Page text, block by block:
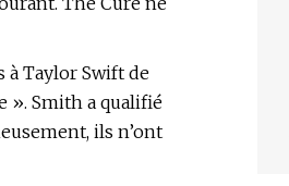
Taylor Swift de
». Smith a qualifié
ils n’ont